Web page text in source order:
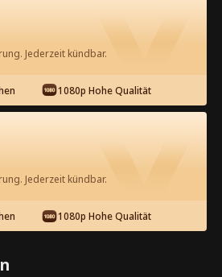
in meinem
Film
61 62 63
Jederzeit kündbar.
1080p Hohe Qualität
Jederzeit kündbar.
1080p Hohe Qualität